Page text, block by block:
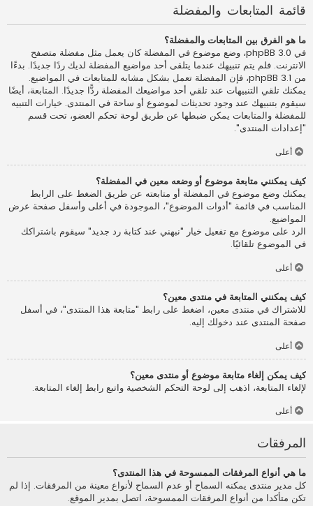
قائمة المتابعات والمفضلة
ما هو الفرق بين المتابعات والمفضلة؟
في phpBB 3.0، وضع موضوع في المفضلة كان يعمل مثل مفضلة متصفح
الانترنت. فلم يتم تنبيهك عندما يتلقى أحد مواضيع المفضلة لديك ردًا جديدًا. بدءًا
من phpBB 3.1، فإن المفضلة تعمل بشكل مشابه للمتابعات في المواضيع.
يمكنك تلقي التنبيهات عند تلقي أحد مواضيعك المفضلة ردًّا جديدًا. المتابعة، أيضًا
سيقوم بتنبيهك عند وجود تحديثات لموضوع أو ساحة في المنتدى. خيارات التنبيه
للمفضلة والمتابعات يمكن ضبطها عن طريق لوحة تحكم العضو، تحت قسم
"إعدادات المنتدى".
أعلى
كيف يمكنني متابعة موضوع أو وضعه معين في المفضلة؟
يمكنك وضع موضوع في المفضلة أو متابعته عن طريق الضغط على الرابط
المناسب في قائمة "أدوات الموضوع"، الموجودة في أعلى وأسفل صفحة عرض
المواضيع.
الرد على موضوع مع تفعيل خيار "نبهني عند كتابة رد جديد" سيقوم باشتراكك
في الموضوع تلقائيًا.
أعلى
كيف يمكنني المتابعة في منتدى معين؟
للاشتراك في منتدى معين، اضغط على رابط "متابعة هذا المنتدى"، في أسفل
صفحة المنتدى عند دخولك إليه.
أعلى
كيف يمكن إلغاء متابعة موضوع أو منتدى معين؟
لإلغاء المتابعة، اذهب إلى لوحة التحكم الشخصية واتبع رابط إلغاء المتابعة.
أعلى
المرفقات
ما هي أنواع المرفقات الممسوحة في هذا المنتدى؟
كل مدير منتدى يمكنه السماح أو عدم السماح لأنواع معينة من المرفقات. إذا لم
تكن متأكدا من أنواع المرفقات الممسوحة، اتصل بمدير الموقع.